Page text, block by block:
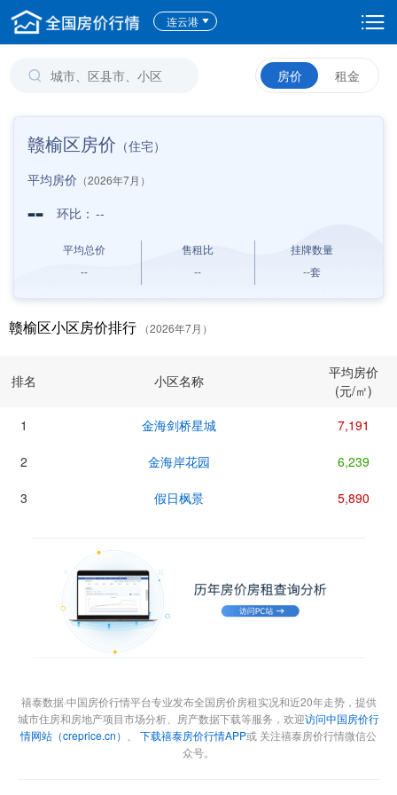
连云港
房价 租金
赣榆区房价 （住宅）
平均房价 （2026年7月）
-- 环比： --
平均总价
--
售租比
--
挂牌数量
--套
赣榆区小区房价排行 （2026年7月）
排名 小区名称
平均房价
(元/㎡)
1
金海剑桥星城 7,191
2 金海岸花园 6,239
3 假日枫景 5,890
禧泰数据·中国房价行情平台专业发布全国房价房租实况和近20年走势，提供
城市住房和房地产项目市场分析、房产数据下载等服务，欢迎访问中国房价行
情网站（creprice.cn）
下载禧泰房价行情APP或 关注禧泰房价行情微信公
众号。